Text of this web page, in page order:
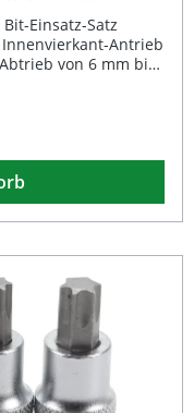
Einsatz-Satz
Antrieb
von 6 mm bis
und
gehandhabt
professionelle
Heimwerker. 6-
Stahl für maximale
den
6 x
12,5 mm (1/2")
8 mm, 10 mm,